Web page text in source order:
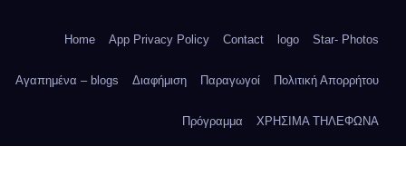
Home App Privacy Policy Contact logo Star- Photos
Αγαπημένα – blogs Διαφήμιση Παραγωγοί Πολιτική Απορρήτου
Πρόγραμμα ΧΡΗΣΙΜΑ ΤΗΛΕΦΩΝΑ